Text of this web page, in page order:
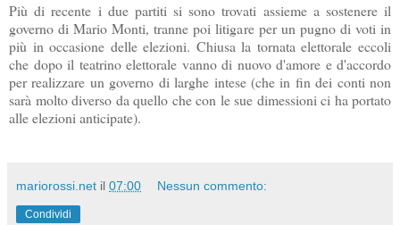
Più di recente i due partiti si sono trovati assieme a sostenere il
governo di Mario Monti, tranne poi litigare per un pugno di voti in
più in occasione delle elezioni. Chiusa la tornata elettorale eccoli
che dopo il teatrino elettorale vanno di nuovo d'amore e d'accordo
per realizzare un governo di larghe intese (che in fin dei conti non
sarà molto diverso da quello che con le sue dimessioni ci ha portato
alle elezioni anticipate).
mariorossi.net il 07:00 Nessun commento:
Condividi